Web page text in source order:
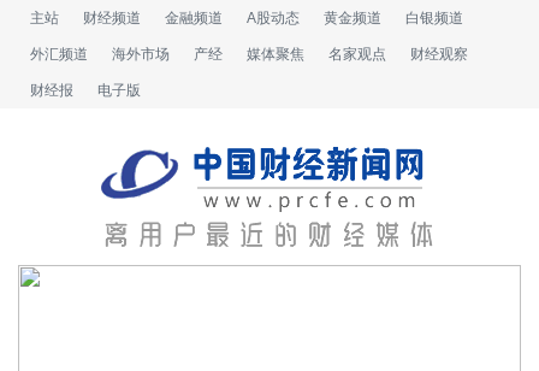
主站 财经频道 金融频道 A股动态 黄金频道 白银频道
外汇频道 海外市场 产经 媒体聚焦 名家观点 财经观察
财经报 电子版